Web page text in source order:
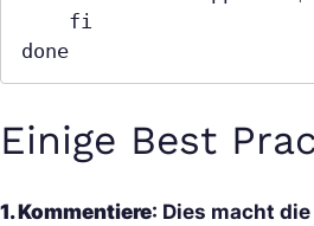
done
Einige Best
1. Kommentiere: Dies macht